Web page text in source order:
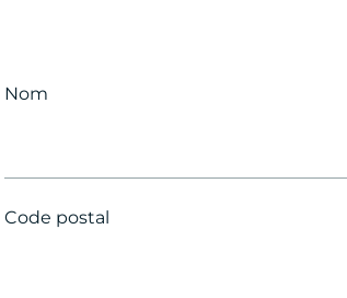
Nom
Code postal